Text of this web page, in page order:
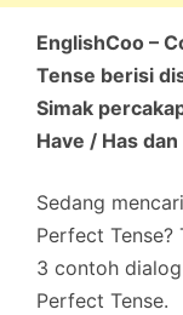
EnglishCoo –
Tense berisi
Simak
Have / Has
Sedang
Perfect
3 contoh
Perfect Tense.